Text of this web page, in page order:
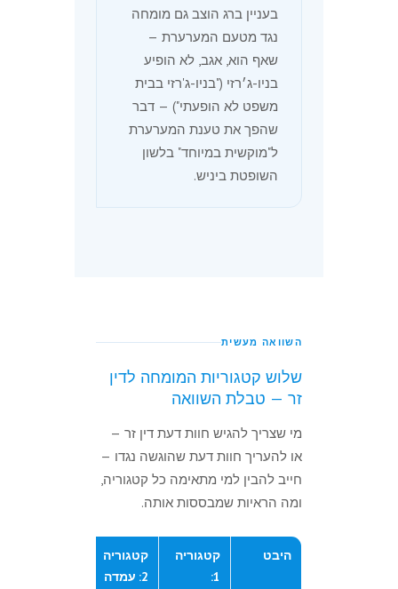
בעניין ברג הוצב גם מומחה
נגד מטעם המערערת —
שאף הוא, אגב, לא הופיע
בניו-ג׳רזי ("בניו-ג'רזי בבית
משפט לא הופעתי") — דבר
שהפך את טענת המערערת
ל"מוקשית במיוחד" בלשון
השופטת ביניש.
השוואה מעשית
שלוש קטגוריות המומחה לדין
זר — טבלת השוואה
מי שצריך להגיש חוות דעת דין זר —
או להעריך חוות דעת שהוגשה נגדו —
חייב להבין למי מתאימה כל קטגוריה,
ומה הראיות שמבססות אותה.
היבט
קטגוריה
1:
קטגוריה
2: עמדה